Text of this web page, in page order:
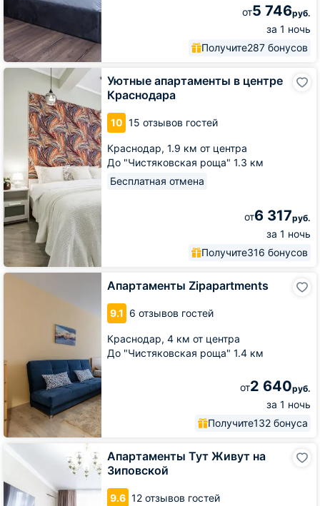
от5 746руб.
за 1 ночь
Получите287 бонусов
Уютные апартаменты в центре
Краснодара
10 15 отзывов гостей
Краснодар, 1.9 км от центра
До "Чистяковская роща" 1.3 км
Бесплатная отмена
от6 317руб.
за 1 ночь
Получите316 бонусов
Уютные
апартаменты
центре
Краснодара
Апартаменты Zipapartments
9.1 6 отзывов гостей
Краснодар, 4 км от центра
До "Чистяковская роща" 1.4 км
от2 640руб.
за 1 ночь
Получите132 бонуса
Апартаменты
Zipapartments
Апартаменты Тут Живут на
Зиповской
9.6 12 отзывов гостей
на
Зиповской